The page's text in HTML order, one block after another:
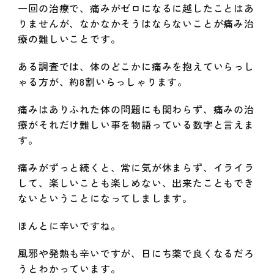
一回の治療で、痛みがゼロになるに越したことはあ
りませんが、なかなかそうはならないことが痛み治
療の難しいことです。
ある調査では、体のどこかに痛みを抱えていらっし
ゃる方が、約8割いらっしゃります。
痛みはありふれた体の問題にも関わらず、痛みの治
療がそれだけ難しい事を物語っている数字と言えま
す。
痛みがずっと続くと、常に気が休まらず、イライラ
して、楽しいことも楽しめない、出来たこともでき
ないということになってしまします。
ほんとに辛いですね。
風邪や発熱も辛いですが、日にち薬で良くなるだろ
うとわかっています。